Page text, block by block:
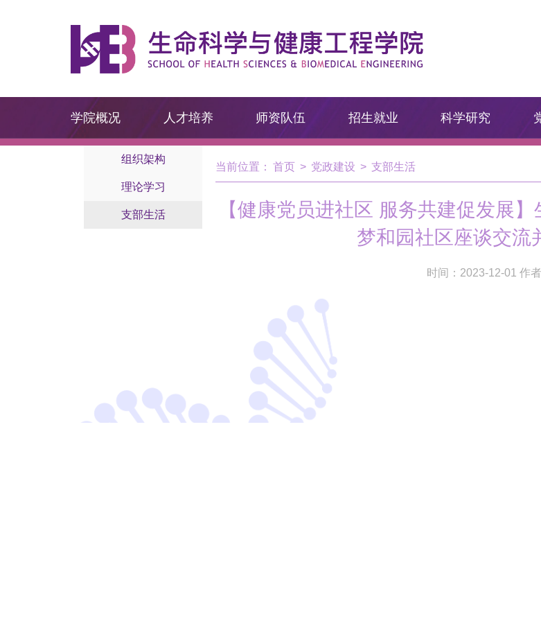
学院概况 人才培养 师资队伍 招生就业 科学研究
组织架构
理论学习
支部生活
当前位置： 首页 > 党政建设 > 支部生活
【健康党员进社区 服务共建促发展
梦和园社区座谈交流
时间：2023-12-01 作